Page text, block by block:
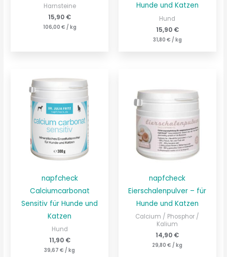
Harnsteine
15,90 €
106,00 € / kg
Hunde und Katzen
Hund
15,90 €
31,80 € / kg
napfcheck
Calciumcarbonat
Sensitiv für Hunde und
Katzen
Hund
11,90 €
39,67€ / kg
napfcheck
Eierschalenpulver – für
Hunde und Katzen
Calcium / Phosphor /
Kalium
14,90 €
29,80€ / kg